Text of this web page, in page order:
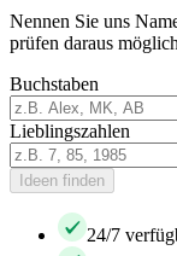
Nennen Sie uns
prüfen daraus
Buchstaben
Lieblingszahlen
Ideen finden
24/7